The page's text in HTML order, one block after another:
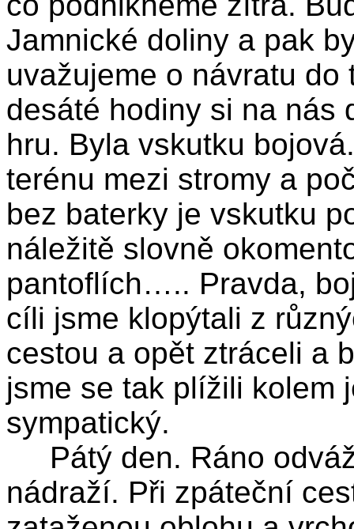
Jamnické doliny a pak
uvažujeme o návratu
desáté hodiny si na nás
hru. Byla vskutku
terénu mezi stromy a
bez baterky je vskutku
náležitě slovně
pantoflích….. Pravda,
cíli jsme klopýtali z
cestou a opět ztráceli a
jsme se tak plížili kolem
sympatický.
Pátý den. Ráno
nádraží. Při zpáteční